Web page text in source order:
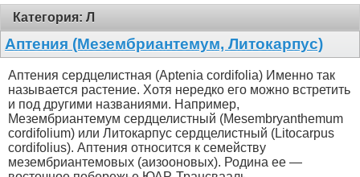
Категория: Л
Аптения (Мезембриантемум, Литокарпус)
Аптения сердцелистная (Aptenia cordifolia) Именно так
называется растение. Хотя нередко его можно встретить
и под другими названиями. Например,
Мезембриантемум сердцелистный (Mesembryanthemum
cordifolium) или Литокарпус сердцелистный (Litocarpus
cordifolius). Аптения относится к семейству
мезембриантемовых (аизооновых). Родина ее —